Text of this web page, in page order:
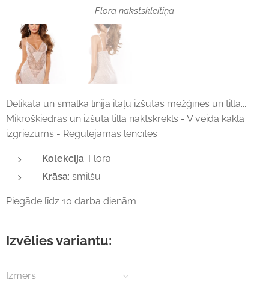
Flora nakstskleitiņa
naktskleitiņa
Delikāta un smalka līnija itāļu izšūtās mežģīnēs un tillā...
Mikrošķiedras un izšūta tilla naktskrekls - V veida kakla
izgriezums - Regulējamas lencītes
Kolekcija: Flora
Krāsa: smilšu
Piegāde līdz 10 darba dienām
Izvēlies variantu:
Izmērs